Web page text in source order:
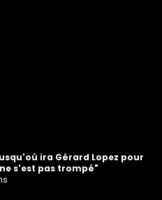
ira Gérard Lopez pour
s'est pas trompé"